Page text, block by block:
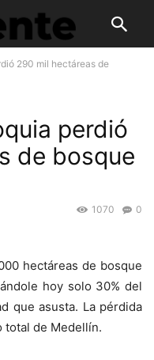
290 mil hectáreas de
perdió
de bosque
0
1070
hectáreas de bosque
hoy solo 30% del
que asusta. La pérdida
total de Medellín.